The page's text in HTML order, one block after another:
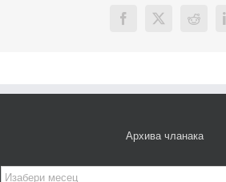
Facebook
X Reddit
Архива чланака
Архива